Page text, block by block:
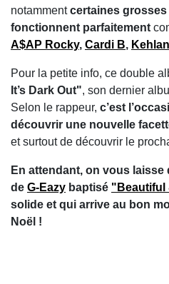
notammentcertaines
fonctionnent parfaitement
A$AP Rocky, Cardi B,
Pour la petite info, ce double
It’s Dark Out", son dernier
Selon le rappeur, c’est
découvrir une nouvelle
et surtout de découvrir le
En attendant, on vous
de G-Eazy baptisé "Beautiful
solide et qui arrive au bon
Noël !